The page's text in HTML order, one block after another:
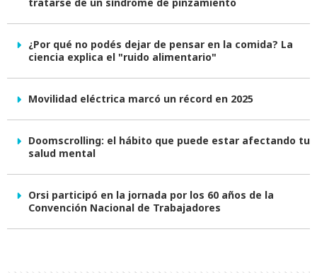
tratarse de un síndrome de pinzamiento
¿Por qué no podés dejar de pensar en la comida? La
ciencia explica el "ruido alimentario"
Movilidad eléctrica marcó un récord en 2025
Doomscrolling: el hábito que puede estar afectando tu
salud mental
Orsi participó en la jornada por los 60 años de la
Convención Nacional de Trabajadores